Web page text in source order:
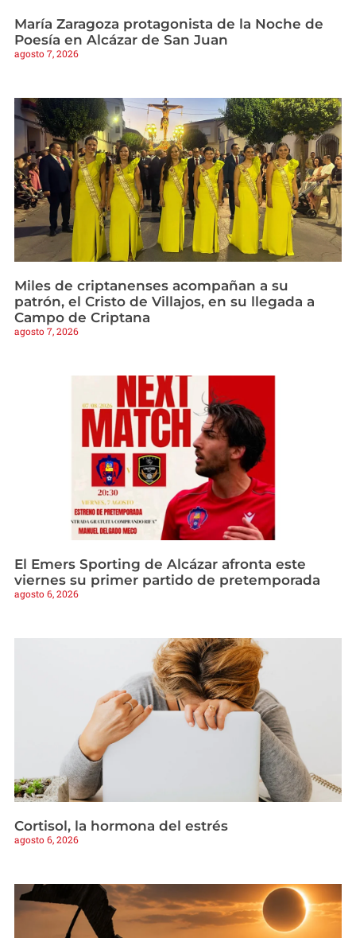
María Zaragoza protagonista de la Noche de
Poesía en Alcázar de San Juan
agosto 7, 2026
Miles de criptanenses acompañan a su
patrón, el Cristo de Villajos, en su llegada a
Campo de Criptana
agosto 7, 2026
El Emers Sporting de Alcázar afronta este
viernes su primer partido de pretemporada
agosto 6, 2026
Cortisol, la hormona del estrés
agosto 6, 2026